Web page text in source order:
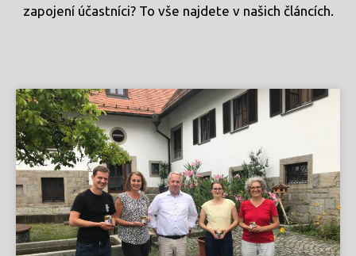
zapojení účastníci? To vše najdete v našich článcích.